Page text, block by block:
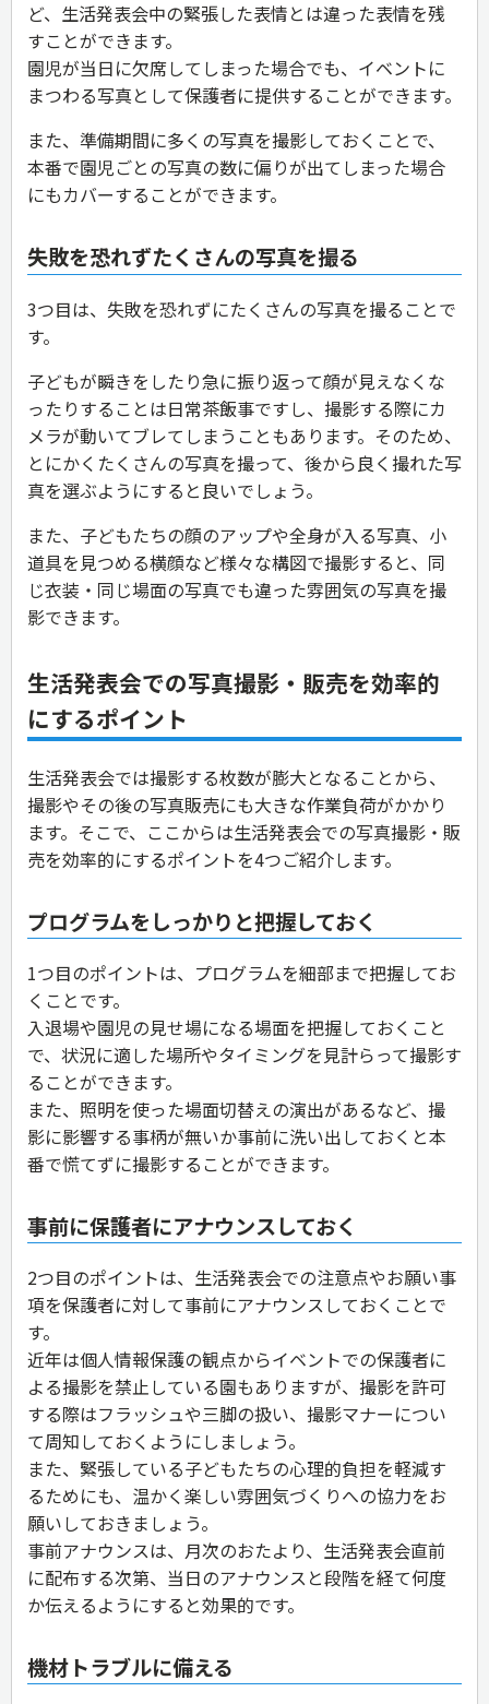
ど、生活発表会中の緊張した表情とは違った表情を残
すことができます。
園児が当日に欠席してしまった場合でも、イベントに
まつわる写真として保護者に提供することができます。
また、準備期間に多くの写真を撮影しておくことで、
本番で園児ごとの写真の数に偏りが出てしまった場合
にもカバーすることができます。
失敗を恐れずたくさんの写真を撮る
3つ目は、失敗を恐れずにたくさんの写真を撮ることで
す。
子どもが瞬きをしたり急に振り返って顔が見えなくな
ったりすることは日常茶飯事ですし、撮影する際にカ
メラが動いてブレてしまうこともあります。そのため、
とにかくたくさんの写真を撮って、後から良く撮れた写
真を選ぶようにすると良いでしょう。
また、子どもたちの顔のアップや全身が入る写真、小
道具を見つめる横顔など様々な構図で撮影すると、同
じ衣装・同じ場面の写真でも違った雰囲気の写真を撮
影できます。
生活発表会での写真撮影・販売を効率的
にするポイント
生活発表会では撮影する枚数が膨大となることから、
撮影やその後の写真販売にも大きな作業負荷がかかり
ます。そこで、ここからは生活発表会での写真撮影・販
売を効率的にするポイントを4つご紹介します。
プログラムをしっかりと把握しておく
1つ目のポイントは、プログラムを細部まで把握してお
くことです。
入退場や園児の見せ場になる場面を把握しておくこと
で、状況に適した場所やタイミングを見計らって撮影す
ることができます。
また、照明を使った場面切替えの演出があるなど、撮
影に影響する事柄が無いか事前に洗い出しておくと本
番で慌てずに撮影することができます。
事前に保護者にアナウンスしておく
2つ目のポイントは、生活発表会での注意点やお願い事
項を保護者に対して事前にアナウンスしておくことで
す。
近年は個人情報保護の観点からイベントでの保護者に
よる撮影を禁止している園もありますが、撮影を許可
する際はフラッシュや三脚の扱い、撮影マナーについ
て周知しておくようにしましょう。
また、緊張している子どもたちの心理的負担を軽減す
るためにも、温かく楽しい雰囲気づくりへの協力をお
願いしておきましょう。
事前アナウンスは、月次のおたより、生活発表会直前
に配布する次第、当日のアナウンスと段階を経て何度
か伝えるようにすると効果的です。
機材トラブルに備える